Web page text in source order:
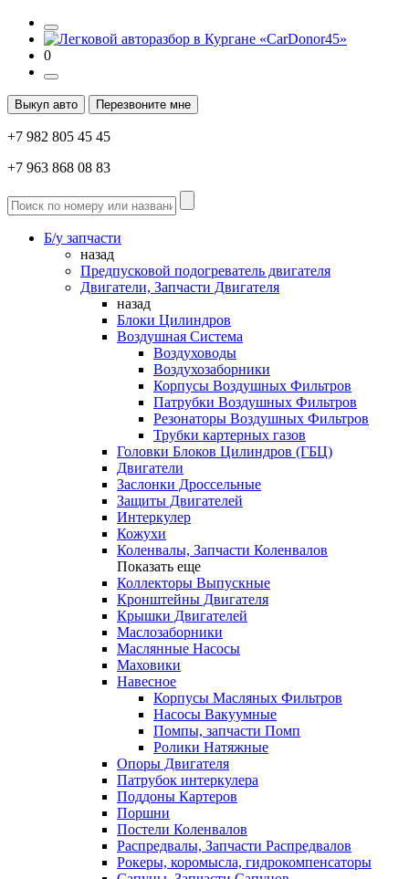
0
Выкуп авто Перезвоните мне
+7 982 805 45 45
+7 963 868 08 83
Б/у запчасти
назад
Предпусковой подогреватель двигателя
Двигатели, Запчасти Двигателя
назад
Блоки Цилиндров
Воздушная Система
Воздуховоды
Воздухозаборники
Корпусы Воздушных Фильтров
Патрубки Воздушных Фильтров
Резонаторы Воздушных Фильтров
Трубки картерных газов
Головки Блоков Цилиндров (ГБЦ)
Двигатели
Заслонки Дроссельные
Защиты Двигателей
Интеркулер
Кожухи
Коленвалы, Запчасти Коленвалов
Показать еще
Коллекторы Выпускные
Кронштейны Двигателя
Крышки Двигателей
Маслозаборники
Маслянные Насосы
Маховики
Навесное
Корпусы Масляных Фильтров
Насосы Вакуумные
Помпы, запчасти Помп
Ролики Натяжные
Опоры Двигателя
Патрубок интеркулера
Поддоны Картеров
Поршни
Постели Коленвалов
Распредвалы, Запчасти Распредвалов
Рокеры, коромысла, гидрокомпенсаторы